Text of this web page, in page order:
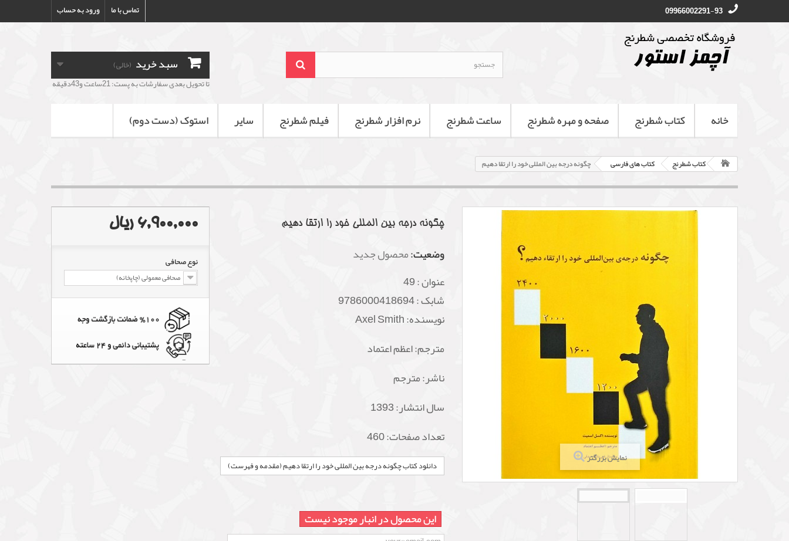
ورود به حساب تماس با ما 09966002291-93
سبد خرید (خالی)
تا تحویل بعدی سفارشات به پست: 21ساعت و43دقیقه
خانه کتاب شطرنج صفحه و مهره شطرنج ساعت شطرنج نرم افزار شطرنج فیلم شطرنج سایر استوک (دست دوم)
کتاب شطرنج کتاب های فارسی چگونه درجه بین المللی خود را ارتقا دهیم
نمایش بزرگتر
چگونه درجه بین المللی خود را ارتقا دهیم
وضعیت:محصول جدید
عنوان :49
شابک :9786000418694
نویسنده: Axel Smith
مترجم: اعظم اعتماد
ناشر: مترجم
سال انتشار: 1393
تعداد صفحات: 460
دانلود کتاب چگونه درجه بین المللی خود را ارتقا دهیم (مقدمه و فهرست)
این محصول در انبار موجود نیست
6,900,000 ریال
نوع صحافی
صحافی معمولی (چاپخانه)